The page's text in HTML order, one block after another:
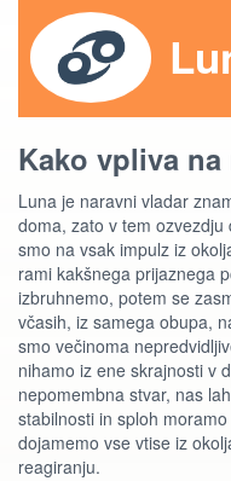
Kako vpliva
Luna je naravni vladar
doma, zato v tem
smo na vsak impulz iz
rami kakšnega prijaznega
izbruhnemo, potem se
včasih, iz samega obupa,
smo večinoma
nihamo iz ene skrajnosti v
nepomembna stvar, nas
stabilnosti in sploh
dojamemo vse vtise iz
reagiranju.